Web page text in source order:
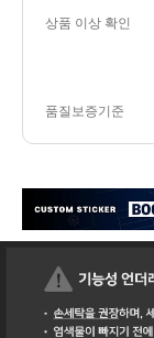
상품 이상 확인
품질보증기준